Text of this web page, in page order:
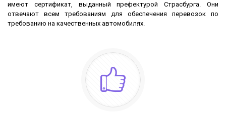
имеют сертификат, выданный префектурой Страсбурга. Они
отвечают всем требованиям для обеспечения перевозок по
требованию на качественных автомобилях.